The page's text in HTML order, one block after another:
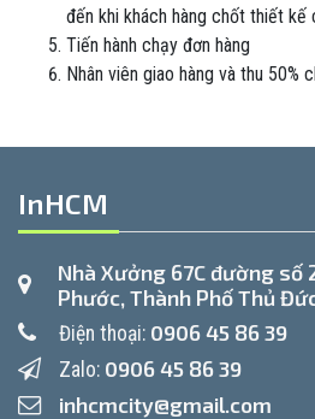
đến khi khách hàng chốt thiết kế
Tiến hành chạy đơn hàng
Nhân viên giao hàng và thu 50%
InHCM
Nhà Xưởng 67C đường số
Phước, Thành Phố Thủ
Điện thoại: 0906 45 86 39
Zalo: 0906 45 86 39
inhcmcity@gmail.com